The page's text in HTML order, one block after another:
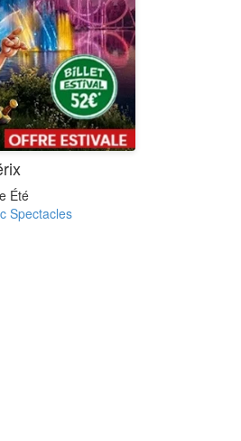
Été
Spectacles